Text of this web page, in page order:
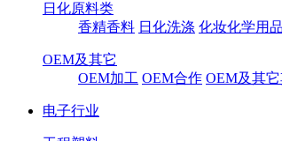
日化原料类
香精香料 日化洗涤 化妆化学用品
OEM及其它
OEM加工 OEM合作 OEM及其它
电子行业